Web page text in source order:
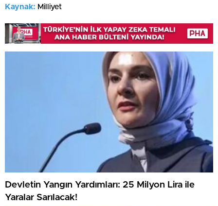
Kaynak: Milliyet
Devletin Yangın Yardımları: 25 Milyon Lira ile
Yaralar Sarılacak!